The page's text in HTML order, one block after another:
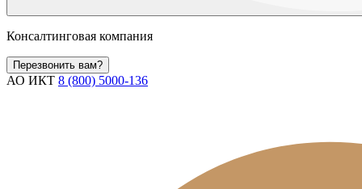
Консалтинговая компания
Перезвонить вам?
АО ИКТ 8 (800) 5000-136